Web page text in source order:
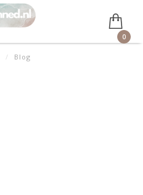
0
/ Blog